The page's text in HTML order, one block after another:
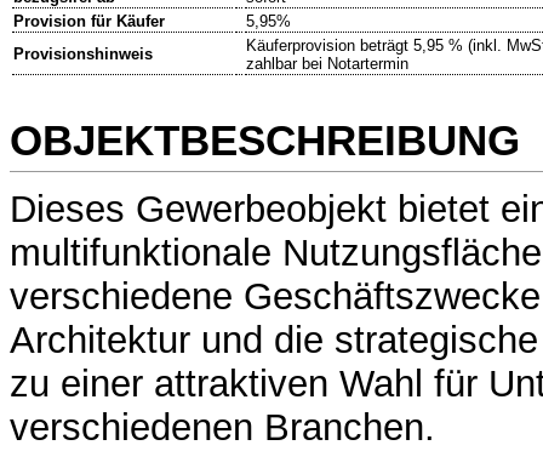
Provision für Käufer
5,95%
Provisionshinweis
Käuferprovision beträgt 5,95 % (inkl.
zahlbar bei Notartermin
OBJEKTBESCHREIBUNG
Dieses Gewerbeobjekt bietet
multifunktionale
verschiedene
Architektur und die
zu einer attraktiven Wahl für
verschiedenen Branchen.